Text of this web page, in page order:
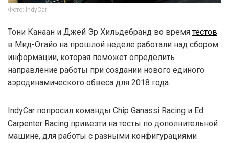
Фото: IndyCar
Тони Канаан и Джей Эр Хильдебранд во времятестов
в Мид-Огайо на прошлой неделе работали над сбором
информации, которая поможет определить
направление работы при создании нового единого
аэродинамического обвеса для 2018 года.
IndyCar попросил команды Chip Ganassi Racing и Ed
Carpenter Racing привезти на тесты по дополнительной
машине, для работы с разными конфигурациями